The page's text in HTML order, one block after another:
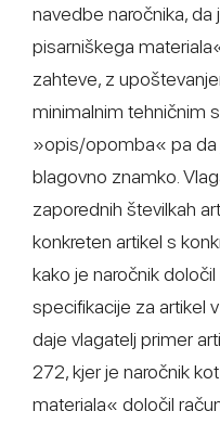
navedbe naročnika,
pisarniškega
zahteve, z
minimalnim tehničnim
»opis/opomba« pa da
blagovno znamko.
zaporednih številkah
konkreten artikel s
kako je naročnik
specifikacije za artikel
daje vlagatelj primer
272, kjer je naročnik
materiala« določil